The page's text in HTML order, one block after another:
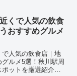
利なエリアです。
客...
くで人気の飲食
おすすめグルメ
人気の飲食店｜地
ルメ5選！秋川駅周
ットを厳選紹介！